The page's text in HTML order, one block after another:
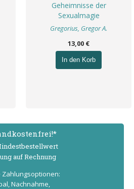
Geheimnisse der
Sexualmagie
Gregorius, Gregor A.
13,00 €
In den Korb
auf Rechnung
Zahlungs­optionen:
Nachnahme,